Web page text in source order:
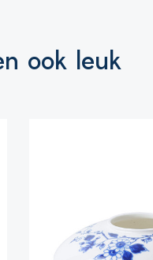
ook leuk